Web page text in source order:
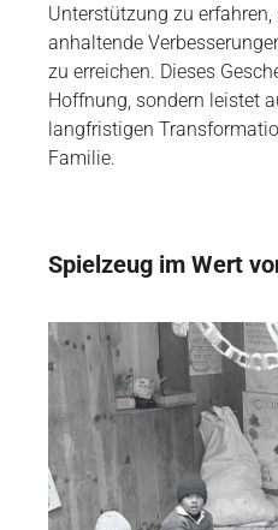
Unterstützung zu
anhaltende
zu erreichen. Dieses
Hoffnung, sondern leistet
langfristigen
Familie.
Spielzeug im Wert